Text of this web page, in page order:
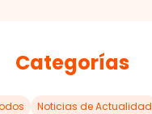
Categorías
Noticias de Actualidad